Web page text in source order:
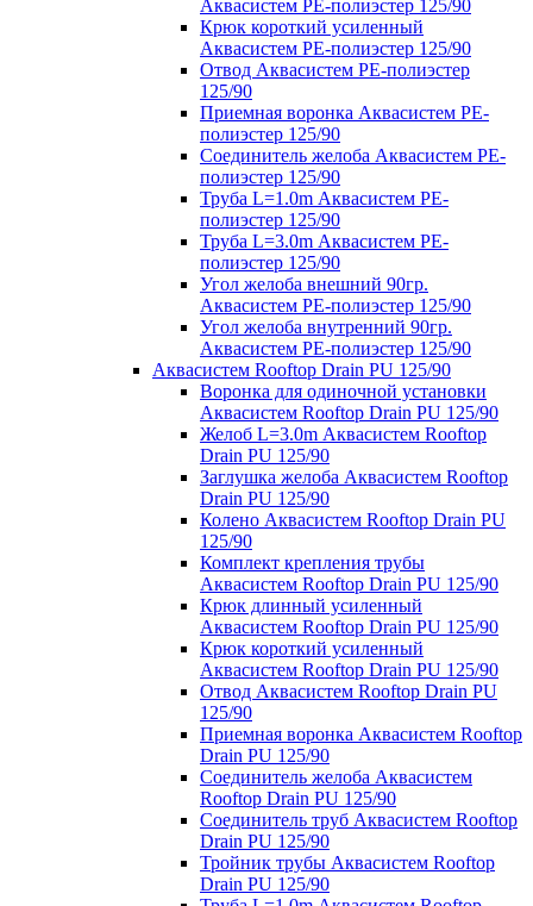
Аквасистем PE-полиэстер 125/90
Крюк короткий усиленный
Аквасистем PE-полиэстер 125/90
Отвод Аквасистем РЕ-полиэстер
125/90
Приемная воронка Аквасистем PE-
полиэстер 125/90
Соединитель желоба Аквасистем PE-
полиэстер 125/90
Труба L=1.0m Аквасистем PE-
полиэстер 125/90
Труба L=3.0m Аквасистем PE-
полиэстер 125/90
Угол желоба внешний 90гр.
Аквасистем PE-полиэстер 125/90
Угол желоба внутренний 90гр.
Аквасистем PE-полиэстер 125/90
Аквасистем Rooftop Drain PU 125/90
Воронка для одиночной установки
Аквасистем Rooftop Drain PU 125/90
Желоб L=3.0m Аквасистем Rooftop
Drain PU 125/90
Заглушка желоба Аквасистем Rooftop
Drain PU 125/90
Колено Аквасистем Rooftop Drain PU
125/90
Комплект крепления трубы
Аквасистем Rooftop Drain PU 125/90
Крюк длинный усиленный
Аквасистем Rooftop Drain PU 125/90
Крюк короткий усиленный
Аквасистем Rooftop Drain PU 125/90
Отвод Аквасистем Rooftop Drain PU
125/90
Приемная воронка Аквасистем Rooftop
Drain PU 125/90
Соединитель желоба Аквасистем
Rooftop Drain PU 125/90
Соединитель труб Аквасистем Rooftop
Drain PU 125/90
Тройник трубы Аквасистем Rooftop
Drain PU 125/90